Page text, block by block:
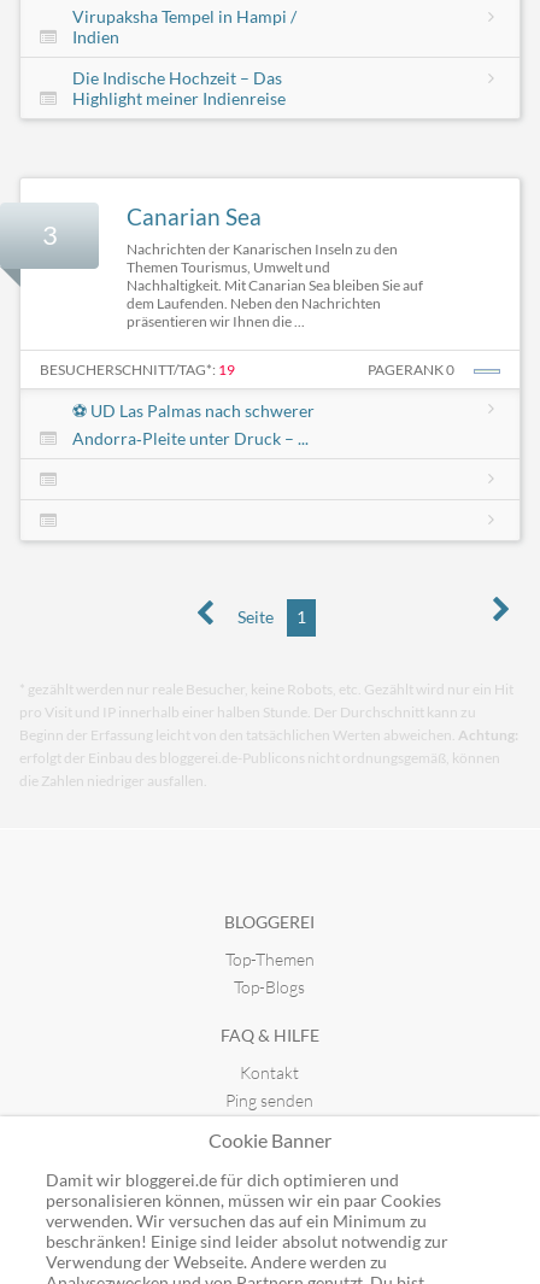
Virupaksha Tempel in Hampi /
Indien
Die Indische Hochzeit – Das
Highlight meiner Indienreise
3
Canarian Sea
Nachrichten der Kanarischen Inseln zu den
Themen Tourismus, Umwelt und
Nachhaltigkeit. Mit Canarian Sea bleiben Sie auf
dem Laufenden. Neben den Nachrichten
präsentieren wir Ihnen die ...
BESUCHERSCHNITT/TAG*: 19 PAGERANK 0
⚽ UD Las Palmas nach schwerer
Andorra‑Pleite unter Druck – ...
Seite 1
* gezählt werden nur reale Besucher, keine Robots, etc. Gezählt wird nur ein Hit
pro Visit und IP innerhalb einer halben Stunde. Der Durchschnitt kann zu
Beginn der Erfassung leicht von den tatsächlichen Werten abweichen. Achtung:
erfolgt der Einbau des bloggerei.de-Publicons nicht ordnungsgemäß, können
die Zahlen niedriger ausfallen.
BLOGGEREI
Top-Themen
Top-Blogs
FAQ & HILFE
Kontakt
Ping senden
GUTSCHEINE
Top-Gutscheine
Alle Shops
Cookie Banner
Damit wir bloggerei.de für dich optimieren und
personalisieren können, müssen wir ein paar Cookies
verwenden. Wir versuchen das auf ein Minimum zu
beschränken! Einige sind leider absolut notwendig zur
Verwendung der Webseite. Andere werden zu